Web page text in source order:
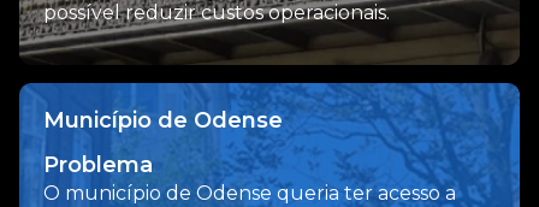
possível reduzir custos operacionais.
Município de Odense
Problema
O município de Odense queria ter acesso a